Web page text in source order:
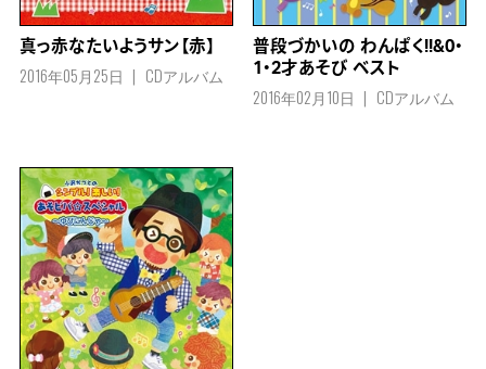
真っ赤なたいようサン【赤】
2016年05月25日 CDアルバム
普段づかいの わんぱく!!&0・
1・2才あそび ベスト
2016年02月10日 CDアルバム